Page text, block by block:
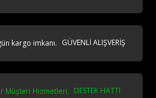
GÜVENLİ ALIŞVERİŞ
DESTEK HATTI